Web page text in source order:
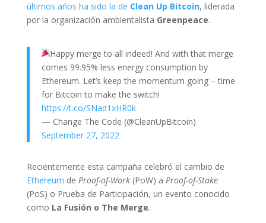
últimos años ha sido la de Clean Up Bitcoin, liderada
por la organización ambientalista Greenpeace.
Happy merge to all indeed! And with that merge
comes 99.95% less energy consumption by
Ethereum. Let’s keep the momentum going – time
for Bitcoin to make the switch!
https://t.co/SNad1xHR0k
— Change The Code (@CleanUpBitcoin)
September 27, 2022
Recientemente esta campaña celebró el cambio de
Ethereum de Proof-of-Work(PoW) a Proof-of-Stake
(PoS) o Prueba de Participación, un evento conocido
como La Fusión o The Merge.